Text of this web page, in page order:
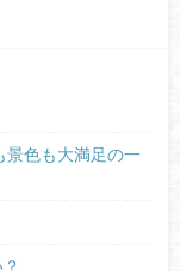
景色も大満足の一